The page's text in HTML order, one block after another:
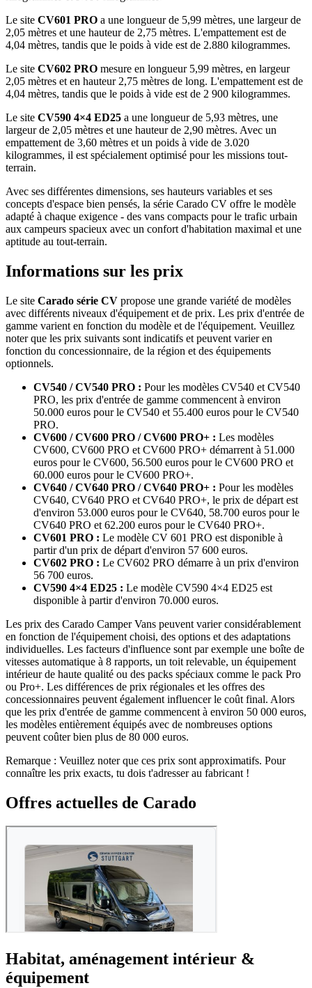
Le site CV601 PRO a une longueur de 5,99 mètres, une largeur de
2,05 mètres et une hauteur de 2,75 mètres. L'empattement est de
4,04 mètres, tandis que le poids à vide est de 2.880 kilogrammes.
Le site CV602 PRO mesure en longueur 5,99 mètres, en largeur
2,05 mètres et en hauteur 2,75 mètres de long. L'empattement est de
4,04 mètres, tandis que le poids à vide est de 2 900 kilogrammes.
Le site CV590 4×4 ED25 a une longueur de 5,93 mètres, une
largeur de 2,05 mètres et une hauteur de 2,90 mètres. Avec un
empattement de 3,60 mètres et un poids à vide de 3.020
kilogrammes, il est spécialement optimisé pour les missions tout-
terrain.
Avec ses différentes dimensions, ses hauteurs variables et ses
concepts d'espace bien pensés, la série Carado CV offre le modèle
adapté à chaque exigence - des vans compacts pour le trafic urbain
aux campeurs spacieux avec un confort d'habitation maximal et une
aptitude au tout-terrain.
Informations sur les prix
Le site Carado série CV propose une grande variété de modèles
avec différents niveaux d'équipement et de prix. Les prix d'entrée de
gamme varient en fonction du modèle et de l'équipement. Veuillez
noter que les prix suivants sont indicatifs et peuvent varier en
fonction du concessionnaire, de la région et des équipements
optionnels.
CV540 / CV540 PRO : Pour les modèles CV540 et CV540
PRO, les prix d'entrée de gamme commencent à environ
50.000 euros pour le CV540 et 55.400 euros pour le CV540
PRO.
CV600 / CV600 PRO / CV600 PRO+ : Les modèles
CV600, CV600 PRO et CV600 PRO+ démarrent à 51.000
euros pour le CV600, 56.500 euros pour le CV600 PRO et
60.000 euros pour le CV600 PRO+.
CV640 / CV640 PRO / CV640 PRO+ : Pour les modèles
CV640, CV640 PRO et CV640 PRO+, le prix de départ est
d'environ 53.000 euros pour le CV640, 58.700 euros pour le
CV640 PRO et 62.200 euros pour le CV640 PRO+.
CV601 PRO : Le modèle CV 601 PRO est disponible à
partir d'un prix de départ d'environ 57 600 euros.
CV602 PRO : Le CV602 PRO démarre à un prix d'environ
56 700 euros.
CV590 4×4 ED25 : Le modèle CV590 4×4 ED25 est
disponible à partir d'environ 70.000 euros.
Les prix des Carado Camper Vans peuvent varier considérablement
en fonction de l'équipement choisi, des options et des adaptations
individuelles. Les facteurs d'influence sont par exemple une boîte de
vitesses automatique à 8 rapports, un toit relevable, un équipement
intérieur de haute qualité ou des packs spéciaux comme le pack Pro
ou Pro+. Les différences de prix régionales et les offres des
concessionnaires peuvent également influencer le coût final. Alors
que les prix d'entrée de gamme commencent à environ 50 000 euros,
les modèles entièrement équipés avec de nombreuses options
peuvent coûter bien plus de 80 000 euros.
Remarque : Veuillez noter que ces prix sont approximatifs. Pour
connaître les prix exacts, tu dois t'adresser au fabricant !
Offres actuelles de Carado
Habitat, aménagement intérieur &
équipement